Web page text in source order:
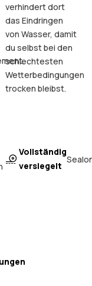
verhindert dort
das Eindringen
von Wasser, damit
du selbst bei den
schlechtesten
Wetterbedingungen
trocken bleibst.
Vollständig
versiegelt